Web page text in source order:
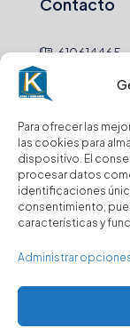
Para ofrecer las
las cookies para
dispositivo. El
procesar datos
identificaciones
consentimiento,
características y
Administrar
610614465
Newsletter
Suscríbase a